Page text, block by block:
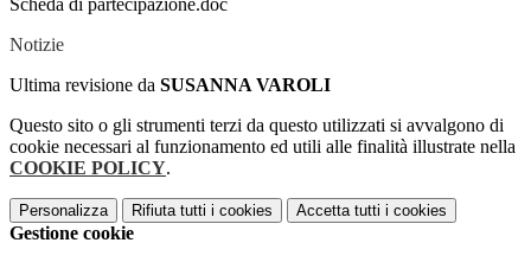
Scheda di partecipazione.doc
Notizie
Ultima revisione da SUSANNA VAROLI
Questo sito o gli strumenti terzi da questo utilizzati si avvalgono di
cookie necessari al funzionamento ed utili alle finalità illustrate nella
COOKIE POLICY.
Personalizza Rifiuta tutti i cookies Accetta tutti i cookies
Gestione cookie